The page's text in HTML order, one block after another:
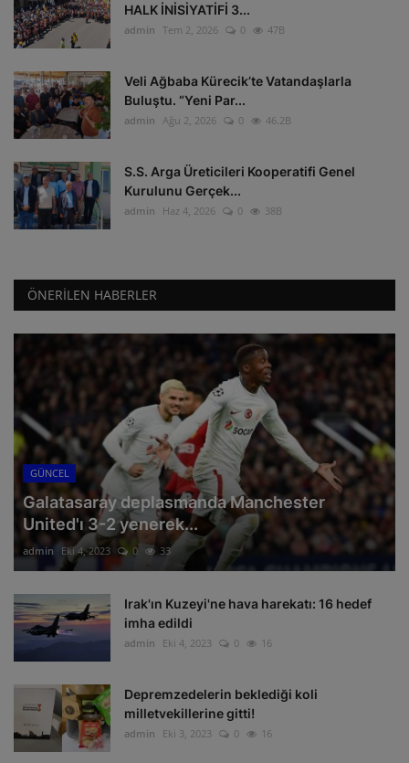
HALK İNİSİYATİFİ 3...
admin Tem 2, 2026 0 47B
Veli Ağbaba Kürecik’te Vatandaşlarla
Buluştu. “Yeni Par...
admin Ağu 2, 2026 0 46.2B
S.S. Arga Üreticileri Kooperatifi Genel
Kurulunu Gerçek...
admin Haz 4, 2026 0 38B
ÖNERILEN HABERLER
GÜNCEL
Galatasaray deplasmanda Manchester
United'ı 3-2 yenerek...
admin Eki 4, 2023 0 33
Irak'ın Kuzeyi'ne hava harekatı: 16 hedef
imha edildi
admin Eki 4, 2023 0 16
Depremzedelerin beklediği koli
milletvekillerine gitti!
admin Eki 3, 2023 0 16